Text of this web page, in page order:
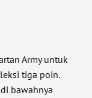
Army untuk
tiga poin.
bawahnya